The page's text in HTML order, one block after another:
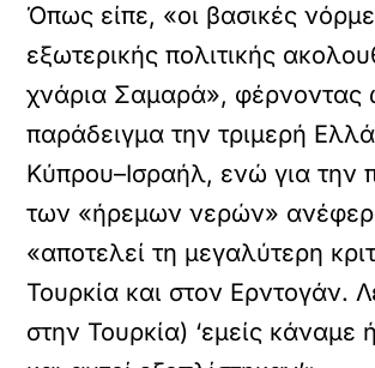
Όπως είπε, «οι βασικές
εξωτερικής πολιτικής
χνάρια Σαμαρά», φέρνοντας
παράδειγμα την τριμερή
Κύπρου–Ισραήλ, ενώ για την
των «ήρεμων νερών»
«αποτελεί τη μεγαλύτερη
Τουρκία και στον Ερντογάν.
στην Τουρκία) ‘εμείς κάναμε